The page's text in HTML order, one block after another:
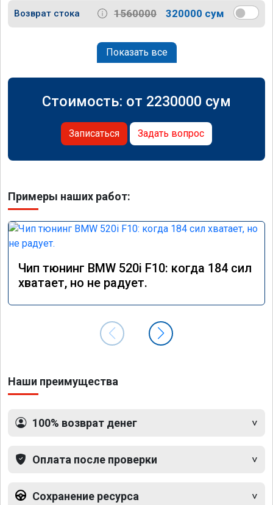
Возврат стока 1560000 320000 сум
Показать все
Стоимость: от 2230000 сум
Записаться Задать вопрос
Примеры наших работ:
Чип тюнинг BMW 520i F10: когда 184 сил
хватает, но не радует.
Наши преимущества
100% возврат денег
Оплата после проверки
Сохранение ресурса